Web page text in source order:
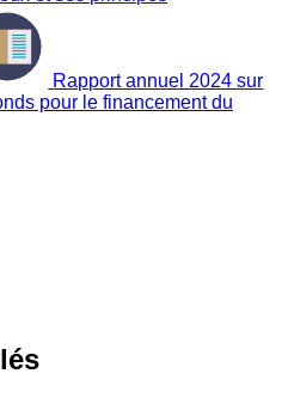
Rapport annuel 2024 sur
pour le financement du